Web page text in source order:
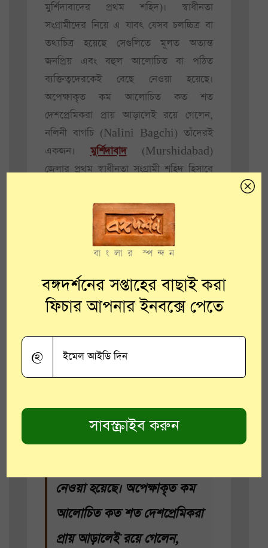
মুর্শিদাবাদের প্রথম শহিদ)। স্বাধীনতা
সংগ্রামীদের নিয়ে এ যাবৎ যেসব চলচ্চিত্র বা
তথ্যচিত্র হয়েছে সেগুলিতে মূলত অত্যন্ত
জনপ্রিয় এবং বহুল আলোচিত বা পঠিত
ব্যক্তিত্বদেরকেই বেছে নেওয়া হয়েছে।
অপেক্ষাকৃত কম আলোচিত কত শত
দেশপ্রেমিকরা প্রায় আড়ালেই রয়ে গেলেন,
নলিনী বাগচি (Nalini Bagchi) তাঁদেরই
একজন। মুর্শিদাবাদ(Murshidabad)
জেলার প্রথম স্বাধীনতা সংগ্রামী শহিদ হিসাবে
স্বাধীনতা সংগ্রামীদের নিয়ে এ
হয়েছে সেগুলিতে মূলত অত্যন্ত
এবং বহুল আলোচিত বা
নেওয়া হয়েছে। অপেক্ষাকৃত কম
আলোচিত কত শত দেশপ্রেমিকরা
প্রায় আড়ালেই রয়ে গেলেন,
বঙ্গদর্শনের সপ্তাহের বাছাই করা
ফিচার আপনার ইনবক্সে পেতে
@